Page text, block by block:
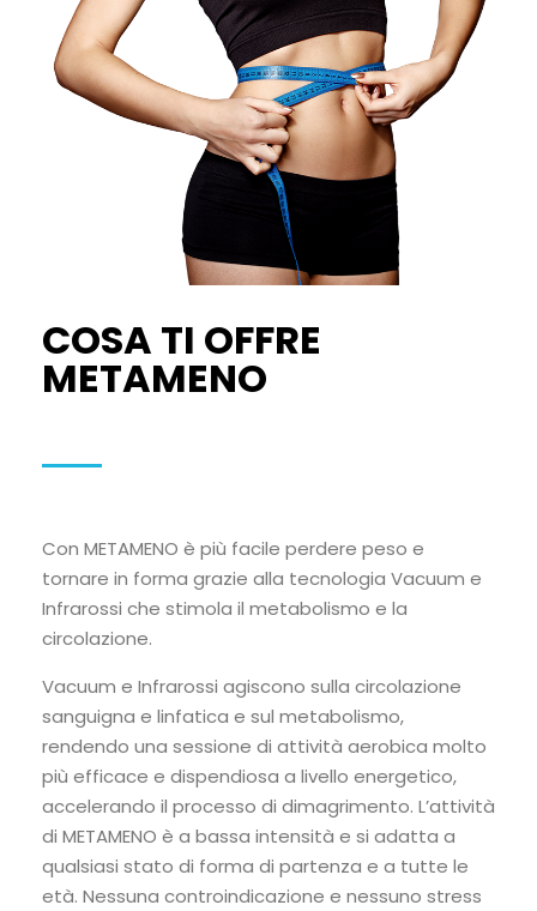
COSA TI OFFRE
METAMENO
Con METAMENO è più facile perdere peso e
tornare in forma grazie alla tecnologia Vacuum e
Infrarossi che stimola il metabolismo e la
circolazione.
Vacuum e Infrarossi agiscono sulla circolazione
sanguigna e linfatica e sul metabolismo,
rendendo una sessione di attività aerobica molto
più efficace e dispendiosa a livello energetico,
accelerando il processo di dimagrimento. L’attività
di METAMENO è a bassa intensità e si adatta a
qualsiasi stato di forma di partenza e a tutte le
età. Nessuna controindicazione e nessuno stress